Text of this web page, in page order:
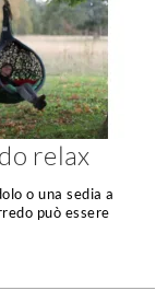
relax
o una sedia a
può essere